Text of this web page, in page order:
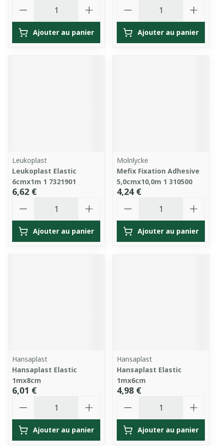
Ajouter au panier Ajouter au panier
Leukoplast
Leukoplast Elastic
6cmx1m 1 7321901
6,62 €
Ajouter au panier
Molnlycke
Mefix Fixation Adhesive
5,0cmx10,0m 1 310500
4,24 €
Ajouter au panier
Hansaplast
Hansaplast Elastic
1mx8cm
6,01 €
Ajouter au panier
Hansaplast
Hansaplast Elastic
1mx6cm
4,98 €
Ajouter au panier